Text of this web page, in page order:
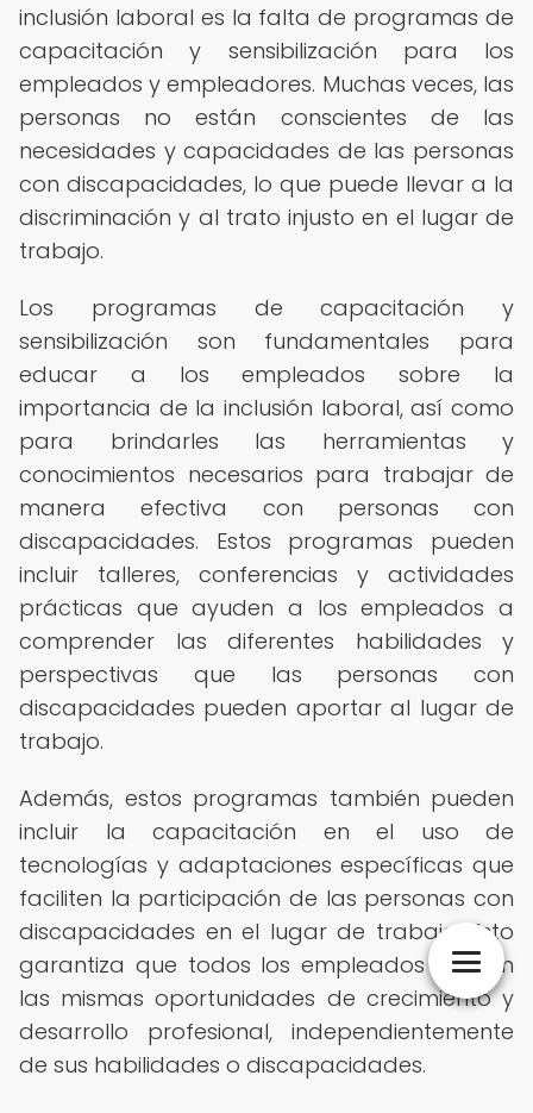
inclusión laboral es la falta de programas de
capacitación y sensibilización para los
empleados y empleadores. Muchas veces, las
personas no están conscientes de las
necesidades y capacidades de las personas
con discapacidades, lo que puede llevar a la
discriminación y al trato injusto en el lugar de
trabajo.
Los programas de capacitación y
sensibilización son fundamentales para
educar a los empleados sobre la
importancia de la inclusión laboral, así como
para brindarles las herramientas y
conocimientos necesarios para trabajar de
manera efectiva con personas con
discapacidades. Estos programas pueden
incluir talleres, conferencias y actividades
prácticas que ayuden a los empleados a
comprender las diferentes habilidades y
perspectivas que las personas con
discapacidades pueden aportar al lugar de
trabajo.
Además, estos programas también pueden
incluir la capacitación en el uso de
tecnologías y adaptaciones específicas que
faciliten la participación de las personas con
discapacidades en el lugar de trabajo. Esto
garantiza que todos los empleados tengan
las mismas oportunidades de crecimiento y
desarrollo profesional, independientemente
de sus habilidades o discapacidades.